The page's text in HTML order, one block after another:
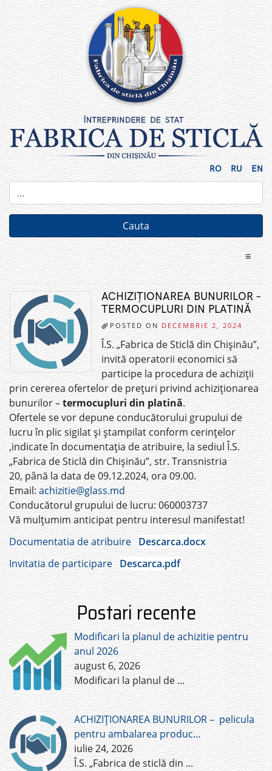
RO RU EN
≡
ACHIZIȚIONAREA BUNURILOR –
TERMOCUPLURI DIN PLATINĂ
POSTED ON DECEMBRIE 2, 2024
Î.S. „Fabrica de Sticlă din Chișinău”,
invită operatorii economici să
participe la procedura de achiziții
prin cererea ofertelor de prețuri privind achiziționarea
bunurilor –termocupluri din platină.
Ofertele se vor depune conducătorului grupului de
lucru în plic sigilat și ștampilat conform cerințelor
,indicate în documentația de atribuire, la sediul Î.S.
„Fabrica de Sticlă din Chișinău”, str. Transnistria
20, până la data de 09.12.2024, ora 09.00.
Email: achizitie@glass.md
Conducătorul grupului de lucru: 060003737
Vă mulțumim anticipat pentru interesul manifestat!
Documentatia de atribuire Descarca.docx
Invitatia de participare Descarca.pdf
Postari recente
Modificari la planul de achizitie pentru
anul 2026
august 6, 2026
Modificari la planul de ...
ACHIZIȚIONAREA BUNURILOR – pelicula
pentru ambalarea produc…
iulie 24, 2026
Î.S. „Fabrica de sticlă din ...